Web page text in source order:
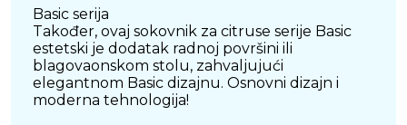
Basic serija
Također, ovaj sokovnik za citruse serije Basic
estetski je dodatak radnoj površini ili
blagovaonskom stolu, zahvaljujući
elegantnom Basic dizajnu. Osnovni dizajn i
moderna tehnologija!